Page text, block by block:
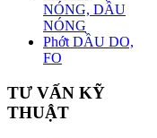
NÓNG, DẦU
NÓNG
Phớt DẦU DO,
FO
TƯ VẤN KỸ
THUẬT